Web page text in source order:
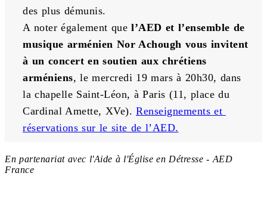
des plus démunis.
A noter également que l’AED et l’ensemble de
musique arménien Nor Achough vous invitent
à un concert en soutien aux chrétiens
arméniens, le mercredi 19 mars à 20h30, dans
la chapelle Saint-Léon, à Paris (11, place du
Cardinal Amette, XVe). Renseignements et
réservations sur le site de l’AED.
En partenariat avec l'Aide à l'Église en Détresse - AED
France